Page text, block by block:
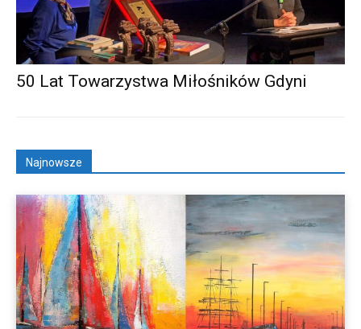
50 Lat Towarzystwa Miłośników Gdyni
Najnowsze